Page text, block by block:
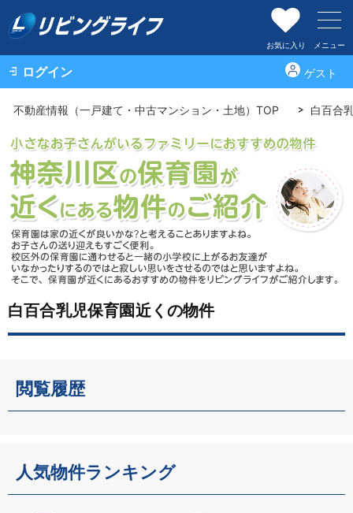
お気に入り メニュー
ログイン ゲスト
不動産情報（一戸建て・中古マンション・土地）TOP 白百合
白百合乳児保育園近くの物件
閲覧履歴
人気物件ランキング